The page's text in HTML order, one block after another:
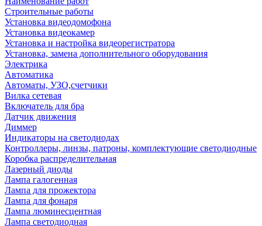
Строительные работы
Установка видеодомофона
Установка видеокамер
Установка и настройка видеорегистратора
Установка, замена дополнительного оборудования
Электрика
Автоматика
Автоматы, УЗО,счетчики
Вилка сетевая
Включатель для бра
Датчик движения
Диммер
Индикаторы на светодиодах
Контроллеры, линзы, патроны, комплектующие светодиодные
Коробка распределительная
Лазерный диоды
Лампа галогенная
Лампа для прожектора
Лампа для фонаря
Лампа люминесцентная
Лампа светодиодная